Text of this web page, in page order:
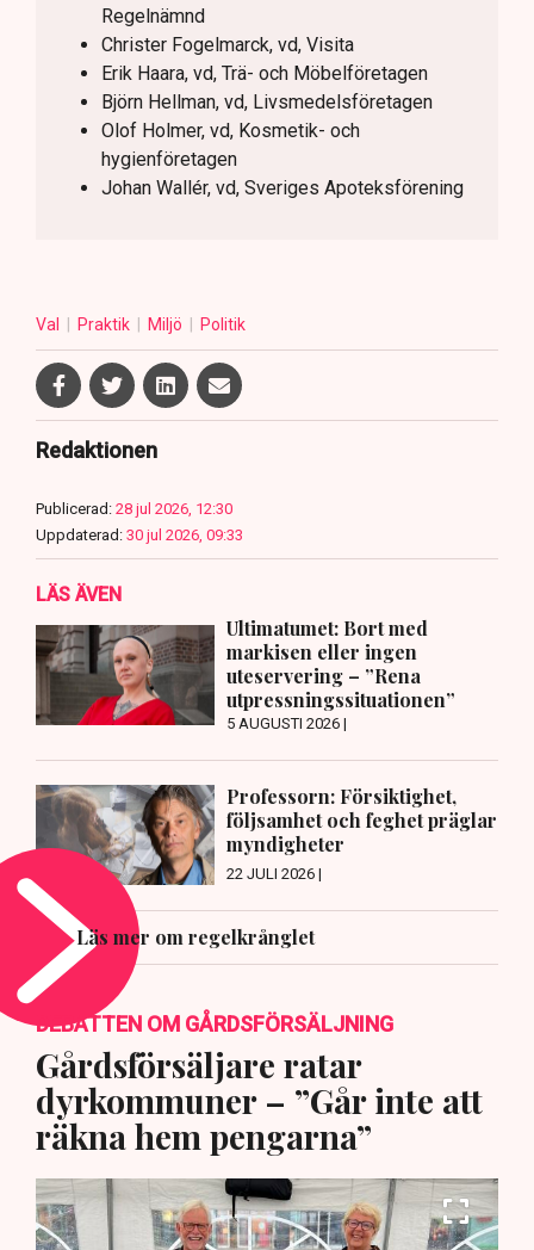
Regelnämnd
Christer Fogelmarck, vd, Visita
Erik Haara, vd, Trä- och Möbelföretagen
Björn Hellman, vd, Livsmedelsföretagen
Olof Holmer, vd, Kosmetik- och
hygienföretagen
Johan Wallér, vd, Sveriges Apoteksförening
Val Praktik Miljö Politik
Redaktionen
Publicerad: 28 jul 2026, 12:30
Uppdaterad: 30 jul 2026, 09:33
LÄS ÄVEN
Ultimatumet: Bort med
markisen eller ingen
uteservering – ”Rena
utpressningssituationen”
5 AUGUSTI 2026 |
Professorn: Försiktighet,
följsamhet och feghet präglar
myndigheter
22 JULI 2026 |
Läs mer om regelkrånglet
DEBATTEN OM GÅRDSFÖRSÄLJNING
Gårdsförsäljare ratar
dyrkommuner – ”Går inte att
räkna hem pengarna”